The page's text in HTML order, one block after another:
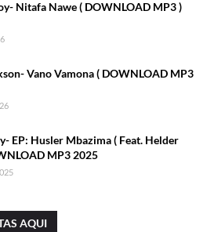
Nitafa Nawe ( DOWNLOAD MP3 )
Vano Vamona ( DOWNLOAD MP3
EP: Husler Mbazima ( Feat. Helder
MP3 2025
AQUI